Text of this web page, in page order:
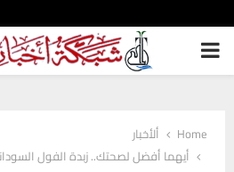
PRIMARY
Home
ألأخبار
أيهما أفضل لصحتك.. زبدة الفول